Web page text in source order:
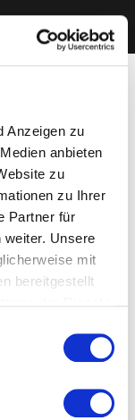
Anzeigen zu
anbieten
zu
zu Ihrer
Partner für
weiter. Unsere
mit
bereitgestellt
nutzen.